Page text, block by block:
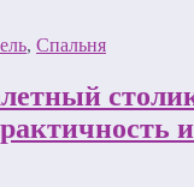
, Спальня
и